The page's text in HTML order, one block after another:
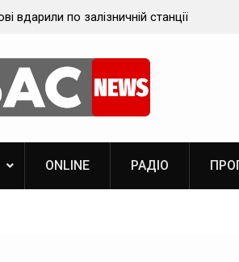
500 евакуйованих мешканців
ОNLINE РАДІО